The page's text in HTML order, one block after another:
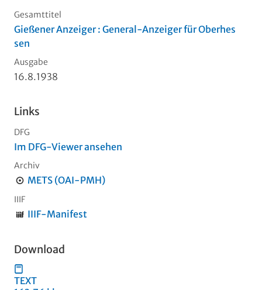
Gesamttitel
Gießener Anzeiger : General-Anzeiger für Oberhes
sen
Ausgabe
16.8.1938
Links
DFG
Im DFG-Viewer ansehen
Archiv
METS (OAI-PMH)
IIIF
IIIF-Manifest
Download
TEXT